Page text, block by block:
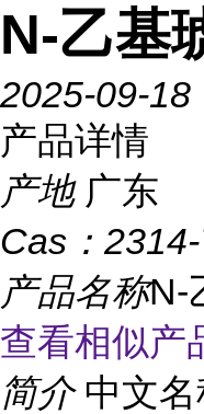
N-乙基
2025-09-18
产品详情
产地 广东
Cas：
产品名称N-
查看相似产
简介 中文